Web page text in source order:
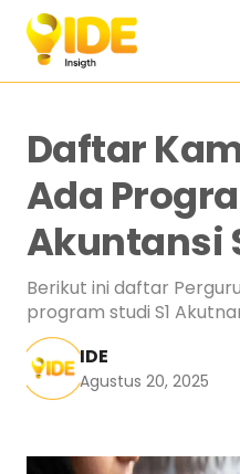
Daftar
Ada
Akuntansi
Berikut ini daftar
program studi S1
IDE
Agustus 20, 2025